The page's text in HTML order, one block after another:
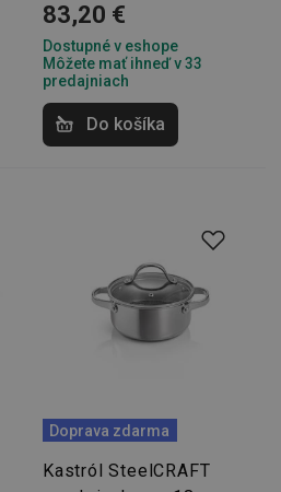
83,20 €
Dostupné v eshope
Môžete mať ihneď v 33
predajniach
Do košíka
Doprava zdarma
Kastról SteelCRAFT
relácie
www.tescoma.sk